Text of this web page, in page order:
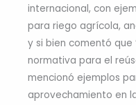
internacional, con
para riego agrícola,
y si bien comentó que
normativa para el
mencionó ejemplos
aprovechamiento en